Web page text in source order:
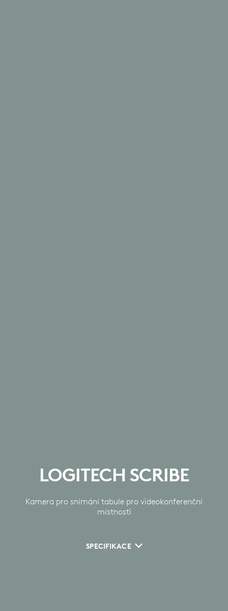
LOGITECH SCRIBE
Kamera pro snímání tabule pro videokonferenční
místnosti
SPECIFIKACE